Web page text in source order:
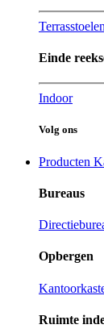
Terrasstoelen
Einde
Indoor
Volg ons
Producten
Bureaus
Opbergen
Ruimte